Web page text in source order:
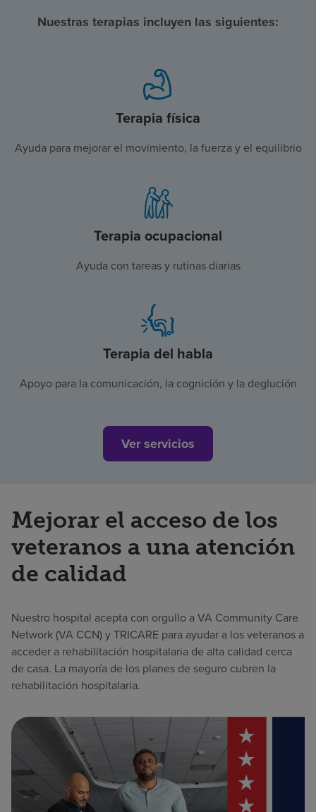
Nuestras terapias incluyen las siguientes:
Terapia física
Ayuda para mejorar el movimiento, la fuerza y el equilibrio
Terapia ocupacional
Ayuda con tareas y rutinas diarias
Terapia del habla
Apoyo para la comunicación, la cognición y la deglución
Ver servicios
Mejorar el acceso de los
veteranos a una atención
de calidad
Nuestro hospital acepta con orgullo a VA Community Care
Network (VA CCN) y TRICARE para ayudar a los veteranos a
acceder a rehabilitación hospitalaria de alta calidad cerca
de casa. La mayoría de los planes de seguro cubren la
rehabilitación hospitalaria.